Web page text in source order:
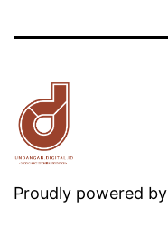
Proudly powered by